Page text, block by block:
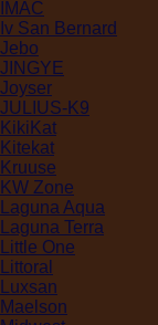
IMAC
Iv San Bernard
Jebo
JINGYE
Joyser
JULIUS-K9
KikiKat
Kitekat
Kruuse
KW Zone
Laguna Aqua
Laguna Terra
Little One
Littoral
Luxsan
Maelson